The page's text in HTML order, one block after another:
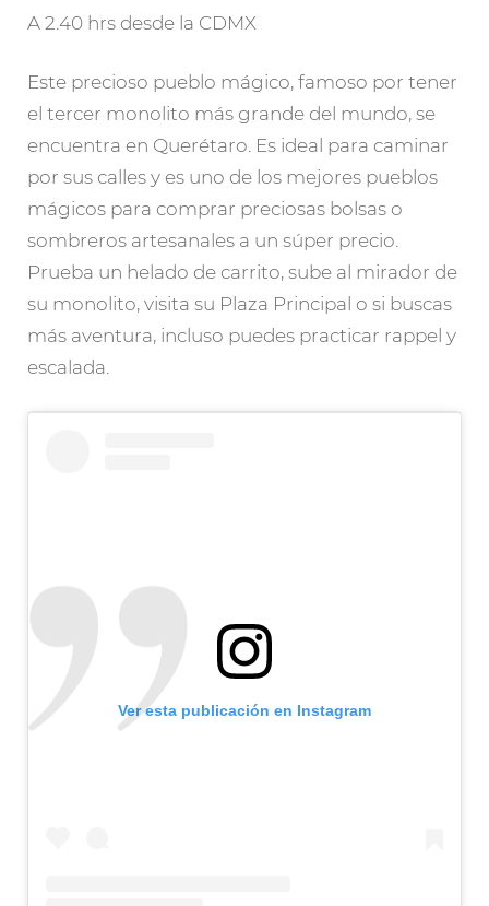
A 2.40 hrs desde la CDMX
Este precioso pueblo mágico, famoso por tener
el tercer monolito más grande del mundo, se
encuentra en Querétaro. Es ideal para caminar
por sus calles y es uno de los mejores pueblos
mágicos para comprar preciosas bolsas o
sombreros artesanales a un súper precio.
Prueba un helado de carrito, sube al mirador de
su monolito, visita su Plaza Principal o si buscas
más aventura, incluso puedes practicar rappel y
escalada.
Ver esta publicación en Instagram